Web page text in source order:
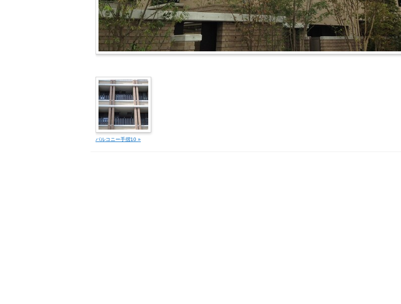
バルコニー手摺10 »